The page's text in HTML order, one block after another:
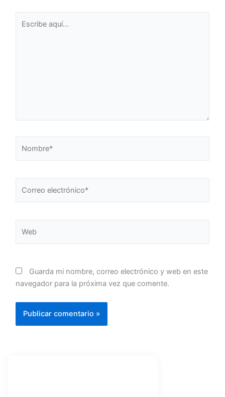
aquí...
electrónico*
Guarda mi nombre, correo electrónico y web en este
navegador para la próxima vez que comente.